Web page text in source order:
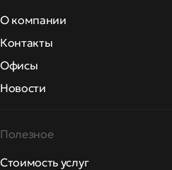
О компании
Контакты
Офисы
Новости
Полезное
Стоимость услуг